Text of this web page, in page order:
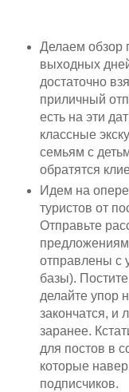
Делаем обзор
выходных
достаточно
приличный
есть на эти
классные
семьям с
обратятся
Идем на
туристов от
Отправьте
отправлены с
базы).
делайте упор
закончатся, и
заранее.
для постов в
которые
подписчиков.